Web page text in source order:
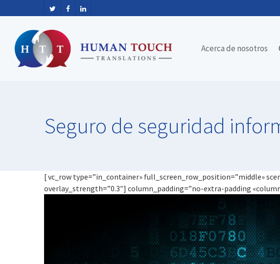
Acerca de nosotros
Seguro de seguridad
[ vc_row type=”in_container» full_screen_row_position=”middle»
overlay_strength=”0.3″] column_padding=”no-extra-padding